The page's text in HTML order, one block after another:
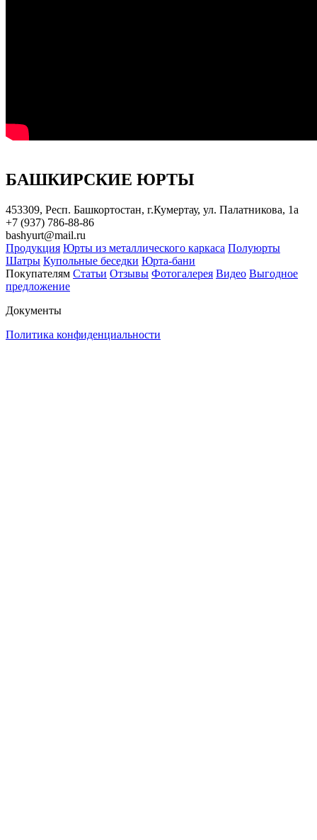
БАШКИРСКИЕ ЮРТЫ
453309, Респ. Башкортостан, г.Кумертау, ул. Палатникова, 1а
+7 (937) 786-88-86
bashyurt@mail.ru
Продукция Юрты из металлического каркаса Полуюрты
Шатры Купольные беседки Юрта-бани
Покупателям Статьи Отзывы Фотогалерея Видео Выгодное
предложение
Документы
Политика конфиденциальности